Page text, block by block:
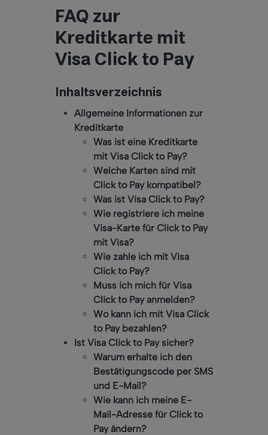
FAQ zur
Kreditkarte mit
Visa Click to Pay
Inhaltsverzeichnis
Allgemeine Informationen zur
Kreditkarte
Was ist eine Kreditkarte
mit Visa Click to Pay?
Welche Karten sind mit
Click to Pay kompatibel?
Was ist Visa Click to Pay?
Wie registriere ich meine
Visa-Karte für Click to Pay
mit Visa?
Wie zahle ich mit Visa
Click to Pay?
Muss ich mich für Visa
Click to Pay anmelden?
Wo kann ich mit Visa Click
to Pay bezahlen?
Ist Visa Click to Pay sicher?
Warum erhalte ich den
Bestätigungscode per SMS
und E-Mail?
Wie kann ich meine E-
Mail-Adresse für Click to
Pay ändern?